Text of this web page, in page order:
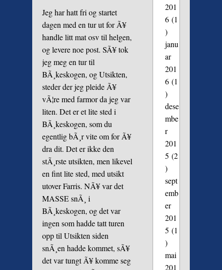
Jeg har hatt fri og startet
dagen med en tur ut for Ã¥
handle litt mat osv til helgen,
og levere noe post. SÃ¥ tok
jeg meg en tur til
BÃ¸keskogen, og Utsikten,
steder der jeg pleide Ã¥
vÃ¦re med farmor da jeg var
liten. Det er et lite sted i
BÃ¸keskogen, som du
egentlig bÃ¸r vite om for Ã¥
dra dit. Det er ikke den
stÃ¸rste utsikten, men likevel
en fint lite sted, med utsikt
utover Farris. NÃ¥ var det
MASSE snÃ¸ i
BÃ¸keskogen, og det var
ingen som hadde tatt turen
opp til Utsikten siden
snÃ¸en hadde kommet, sÃ¥
det var tungt Ã¥ komme seg
201
6(1
)
janu
ar
201
6(1
)
dese
mbe
r
201
5 (2
)
sept
emb
er
201
5 (1
)
mai
201